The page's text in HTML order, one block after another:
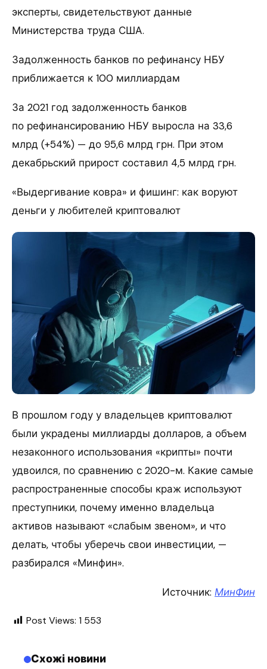
эксперты, свидетельствуют данные
Министерства труда США.
Задолженность банков по рефинансу НБУ
приближается к 100 миллиардам
За 2021 год задолженность банков
по рефинансированию НБУ выросла на 33,6
млрд (+54%) — до 95,6 млрд грн. При этом
декабрьский прирост составил 4,5 млрд грн.
«Выдергивание ковра» и фишинг: как воруют
деньги у любителей криптовалют
В прошлом году у владельцев криптовалют
были украдены миллиарды долларов, а объем
незаконного использования «крипты» почти
удвоился, по сравнению с 2020-м. Какие самые
распространенные способы краж используют
преступники, почему именно владельца
активов называют «слабым звеном», и что
делать, чтобы уберечь свои инвестиции, —
разбирался «Минфин».
Источник: МинФин
Post Views: 1 553
Схожі новини